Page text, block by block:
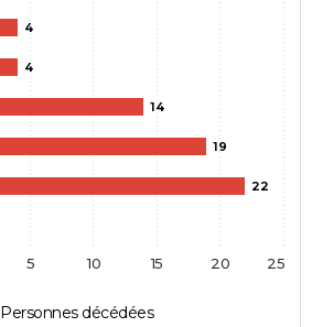
4
4
14
19
22
Personnes décédées
5 10 15 20 25